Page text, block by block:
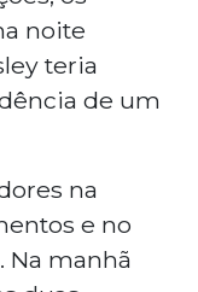
noite
teria
de um
na
e no
Na manhã